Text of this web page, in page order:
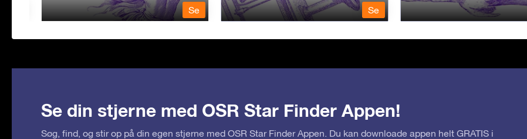
Se Se
Se din stjerne med OSR Star Finder Appen!
Søg, find, og stir op på din egen stjerne med OSR Star Finder Appen. Du kan downloade appen helt GRATIS i